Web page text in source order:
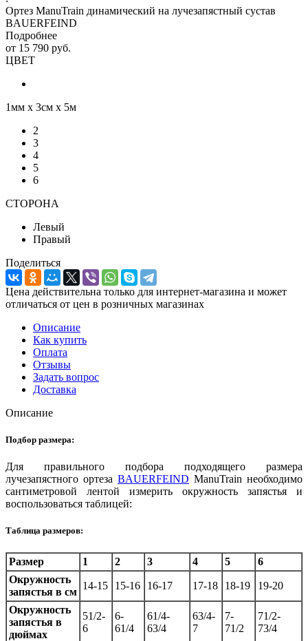
Ортез ManuTrain динамический на лучезапястный сустав
BAUERFEIND
Подробнее
от 15 790 руб.
ЦВЕТ
1мм х 3см х 5м
2
3
4
5
6
СТОРОНА
Левый
Правый
Поделиться
Цена действительна только для интернет-магазина и может
отличаться от цен в розничных магазинах
Описание
Как купить
Оплата
Отзывы
Задать вопрос
Доставка
Описание
Подбор размера:
Для правильного подбора подходящего размера
лучезапястного ортеза BAUERFEIND ManuTrain необходимо
сантиметровой лентой измерить окружность запястья и
воспользоваться таблицей:
Таблица размеров:
Размер 1 2 3 4 5
6
Окружность
запястья в см
14-15 15-16 16-17 17-18 18-19 19-20
Окружность
запястья в
дюймах
51/2-
6
6-
61/4
61/4-
63/4
63/4-
7
7-
71/2
71/2-
73/4